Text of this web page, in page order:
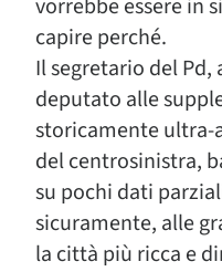
vorrebbe essere in
capire perché.
Il segretario del
deputato alle
storicamente
del centrosinistra,
su pochi dati
sicuramente, alle
la città più ricca e